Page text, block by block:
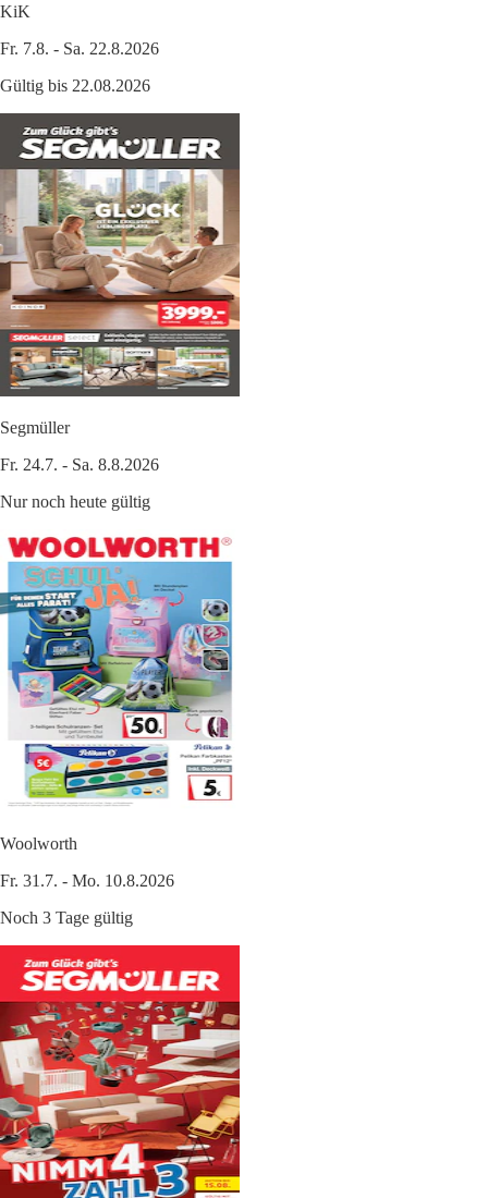
KiK
Fr. 7.8. - Sa. 22.8.2026
Gültig bis 22.08.2026
Segmüller
Fr. 24.7. - Sa. 8.8.2026
Nur noch heute gültig
Woolworth
Fr. 31.7. - Mo. 10.8.2026
Noch 3 Tage gültig